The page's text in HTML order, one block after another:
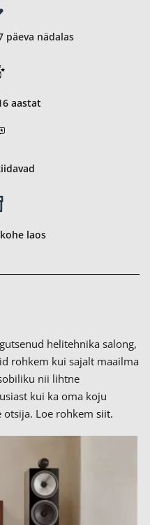
päeva nädalas
aastat
laos
helitehnika salong,
rohkem kui sajalt maailma
nii lihtne
kui ka oma koju
Loe rohkem siit.